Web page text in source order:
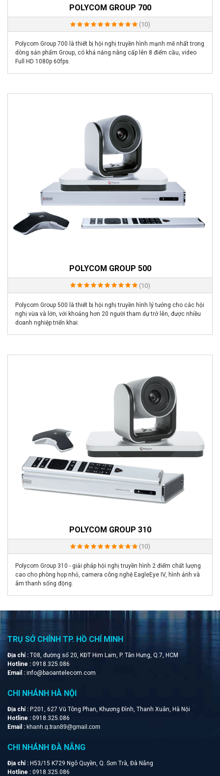
POLYCOM GROUP 700
(10)
Polycom Group 700 là thiết bị hội nghị truyền hình mạnh mẽ nhất trong
dòng sản phẩm Group, có khả năng nâng cấp lên 8 điểm cầu, video
Full HD 1080p 60fps.
POLYCOM GROUP 500
(10)
Polycom Group 500 là thiết bị hội nghị truyền hình lý tưởng cho các hội
nghị vừa và lớn, với khoảng hơn 20 người tham dự trở lên, được nhiều
doanh nghiệp triển khai.
POLYCOM GROUP 310
(10)
Polycom Group 310 - giải pháp hội nghị truyền hình 2 điểm chất lượng
cao cho phòng họp nhỏ, camera công nghệ EagleEye IV, hình ảnh và
âm thanh sống động.
TRỤ SỞ CHÍNH TP. HỒ CHÍ MINH
Địa chỉ : T08, đường số 20, KĐT Him Lam, P. Tân Hưng, Q.7, HCM
Hotline : 0918.325.086
Email : info@baoantelecom.com
CHI NHÁNH HÀ NỘI
Địa chỉ : P.201, 627 Vũ Tông Phan, Khương Đình, Thanh Xuân, Hà Nội
Hotline : 0918.325.086
Email : khanh.q.tran89@gmail.com
CHI NHÁNH ĐÀ NẴNG
Địa chỉ : H53/15 K729 Ngô Quyền, Q. Sơn Trà, Đà Nẵng
Hotline : 0918.325.086